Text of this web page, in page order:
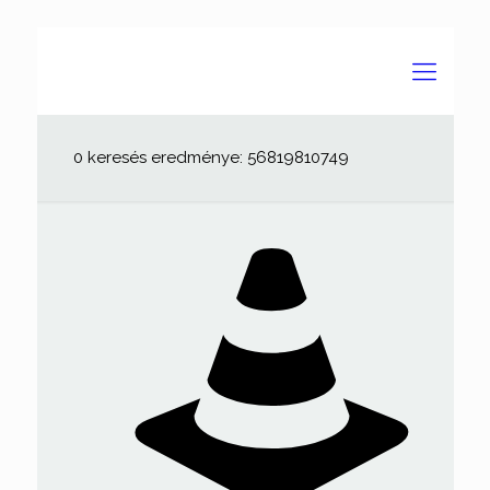
0 keresés eredménye: 56819810749